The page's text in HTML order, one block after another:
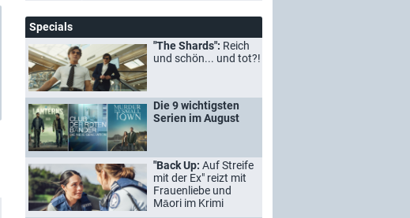
Specials
"The Shards": Reich
und schön... und tot?!
Die 9 wichtigsten
Serien im August
"Back Up: Auf Streife
mit der Ex" reizt mit
Frauenliebe und
Māori im Krimi